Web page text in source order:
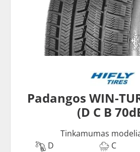
Padangos WIN-
(D C B
Tinkamumas
D
C